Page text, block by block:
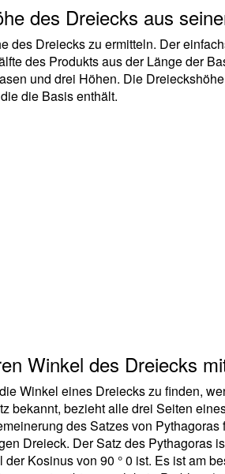
des Dreiecks aus
des Dreiecks zu ermitteln. Der
des Produkts aus der Länge der
und drei Höhen. Die
die Basis enthält.
Winkel des Dreiecks
Winkel eines Dreiecks zu finden,
bekannt, bezieht alle drei Seiten
des Satzes von
Dreieck. Der Satz des Pythagoras
Kosinus von 90 ° 0 ist. Es ist am